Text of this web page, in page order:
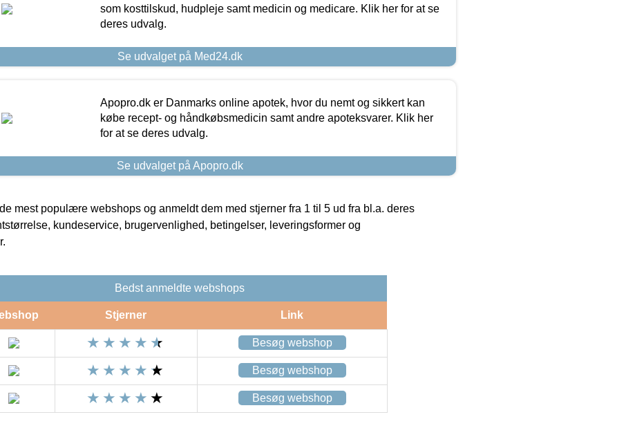
som kosttilskud, hudpleje samt medicin og medicare. Klik her for at se
deres udvalg.
Se udvalget på Med24.dk
Apopro.dk er Danmarks online apotek, hvor du nemt og sikkert kan
købe recept- og håndkøbsmedicin samt andre apoteksvarer. Klik her
for at se deres udvalg.
Se udvalget på Apopro.dk
mest populære webshops og anmeldt dem med stjerner fra 1 til 5 ud fra bl.a. deres
kundeservice, brugervenlighed, betingelser, leveringsformer og
Bedst anmeldte webshops
Stjerner Link
Besøg webshop
Besøg webshop
Besøg webshop